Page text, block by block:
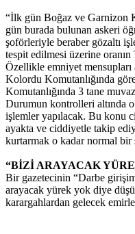
“İlk gün Boğaz ve Garnizon
gün burada bulunan askeri
şoförleriyle beraber gözaltı
tespit edilmesi üzerine
Özellikle emniyet mensupları
Kolordu Komutanlığında
Komutanlığında 3 tane
Durumun kontrolleri altında
işlemler yapılacak. Bu konu
ayakta ve ciddiyetle takip
kurtarmak o kadar normal bir
“BİZİ ARAYACAK
Bir gazetecinin “Darbe
arayacak yürek yok diye
karargahlardan gelecek